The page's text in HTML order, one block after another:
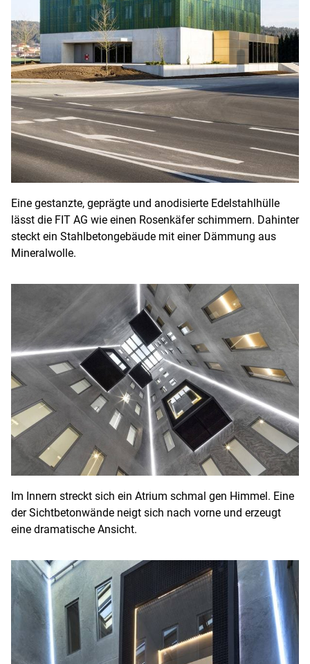
Eine gestanzte, geprägte und anodisierte Edelstahlhülle
lässt die FIT AG wie einen Rosenkäfer schimmern. Dahinter
steckt ein Stahlbetongebäude mit einer Dämmung aus
Mineralwolle.
Im Innern streckt sich ein Atrium schmal gen Himmel. Eine
der Sichtbetonwände neigt sich nach vorne und erzeugt
eine dramatische Ansicht.